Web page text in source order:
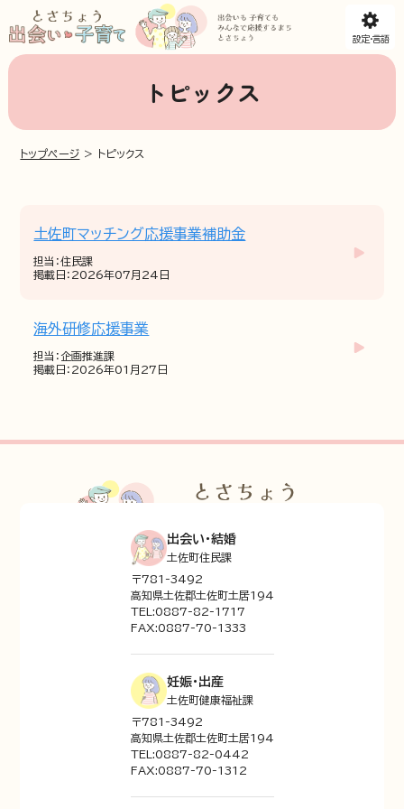
設定・言語
トピックス
トップページ > トピックス
土佐町マッチング応援事業補助金
担当：住民課
掲載日：2026年07月24日
海外研修応援事業
担当：企画推進課
掲載日：2026年01月27日
出会い・結婚
土佐町住民課
〒781-3492
高知県土佐郡土佐町土居194
TEL:0887-82-1717
FAX:0887-70-1333
妊娠・出産
土佐町健康福祉課
〒781-3492
高知県土佐郡土佐町土居194
TEL:0887-82-0442
FAX:0887-70-1312